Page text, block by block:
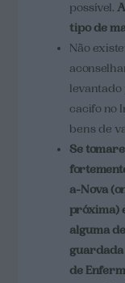
possível.
tipo de
Não
levantado
cacifo no
bens de
Se
a-Nova
próxima)
alguma
guardada
de